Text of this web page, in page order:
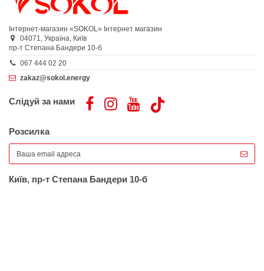
Інтернет-магазин «SOKOL» Інтернет магазин
04071, Україна, Київ
пр-т Степана Бандери 10-б
067 444 02 20
zakaz@sokol.energy
Слідуй за нами
Розсилка
Київ, пр-т Степана Бандери 10-б